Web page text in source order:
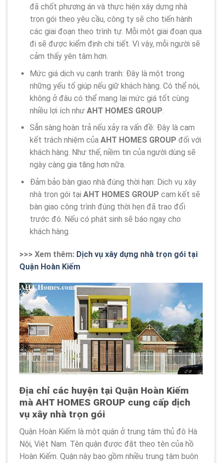
đã chốt phương án và thực hiện xây dựng nhà
trọn gói theo yêu cầu, công ty sẽ cho tiến hành
các giai đoạn theo trình tự. Mỗi một giai đoạn qua
đi sẽ được kiểm định chi tiết. Vì vậy, mỗi người sẽ
cảm thấy yên tâm hơn.
Mức giá dịch vụ cạnh tranh: Đây là một trong
những yếu tố giúp nếu giữ khách hàng. Có thể nói,
không ở đâu có thể mang lại mức giá tốt cùng
nhiều lợi ích như AHT HOMES GROUP
Sẵn sàng hoàn trả nếu xảy ra vấn đề: Đây là cam
kết trách nhiệm của AHT HOMES GROUP đối với
khách hàng. Như thế, niềm tin của người dùng sẽ
ngày càng gia tăng hơn nữa.
Đảm bảo bàn giao nhà đúng thời hạn: Dịch vụ xây
nhà trọn gói tại AHT HOMES GROUP cam kết sẽ
bàn giao công trình đúng thời hẹn đã trao đổi
trước đó. Nếu có phát sinh sẽ báo ngay cho
khách hàng.
>>> Xem thêm: Dịch vụ xây dựng nhà trọn gói tại
Quận Hoàn Kiếm
Địa chỉ các huyện tại Quận Hoàn Kiếm
mà AHT HOMES GROUP cung cấp dịch
vụ xây nhà trọn gói
Quận Hoàn Kiếm là một quận ở trung tâm thủ đô Hà
Nội, Việt Nam. Tên quận được đặt theo tên của hồ
Hoàn Kiếm. Quận này bao gồm nhiều trung tâm buôn